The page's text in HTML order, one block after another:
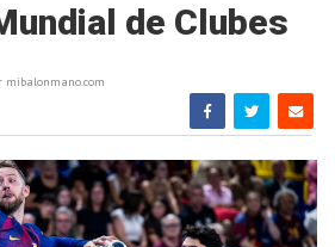
de Clubes
mibalonmano.com